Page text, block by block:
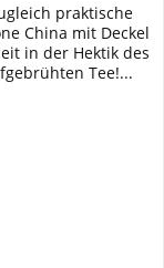
praktische
China mit Deckel
in der Hektik des
Tee!...